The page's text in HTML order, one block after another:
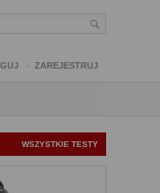
ZAREJESTRUJ
WSZYSTKIE TESTY